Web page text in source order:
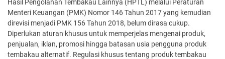
Hasil Pengolahan Tembakau Lainnya (HPTL) melalui Peraturan
Menteri Keuangan (PMK) Nomor 146 Tahun 2017 yang kemudian
direvisi menjadi PMK 156 Tahun 2018, belum dirasa cukup.
Diperlukan aturan khusus untuk memperjelas mengenai produk,
penjualan, iklan, promosi hingga batasan usia pengguna produk
tembakau alternatif. Regulasi khusus tentang produk tembakau